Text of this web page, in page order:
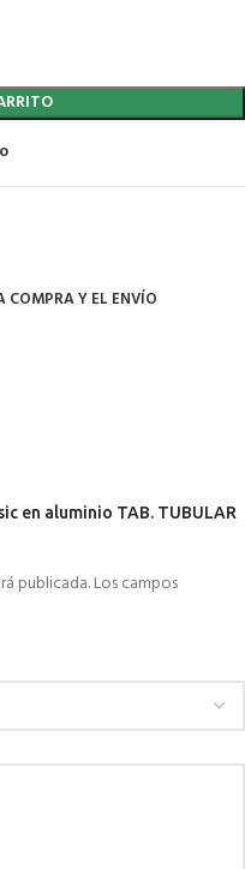
COMPRA Y EL ENVÍO
en aluminio TAB. TUBULAR
publicada.Los campos